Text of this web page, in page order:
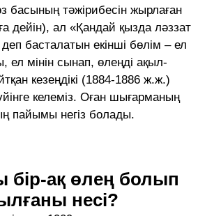
басының тәжірибесін жырлаған
дейін), ал «Қандай қызда ләззат
басталатын екінші бөлім – ел
ел мінін сынап, өлеңді ақыл-
кезеңдікі (1884-1886 ж.ж.)
келеміз. Оған шығарманың
пайымы негіз болады.
бір-ақ өлең болып
несі?